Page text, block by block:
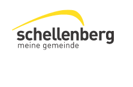
Gemeinde Schellenberg Startseite